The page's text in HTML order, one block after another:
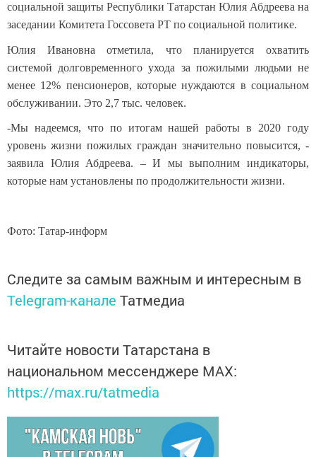
социальной защиты Республики Татарстан Юлия Абдреева на
заседании Комитета Госсовета РТ по социальной политике.
Юлия Ивановна отметила, что планируется охватить
системой долговременного ухода за пожилыми людьми не
менее 12% пенсионеров, которые нуждаются в социальном
обслуживании. Это 2,7 тыс. человек.
-Мы надеемся, что по итогам нашей работы в 2020 году
уровень жизни пожилых граждан значительно повысится, -
заявила Юлия Абдреева. – И мы выполним индикаторы,
которые нам установлены по продолжительности жизни.
Фото: Татар-информ
Следите за самым важным и интересным в
Telegram-канале Татмедиа
Читайте новости Татарстана в
национальном мессенджере MАХ:
https://max.ru/tatmedia